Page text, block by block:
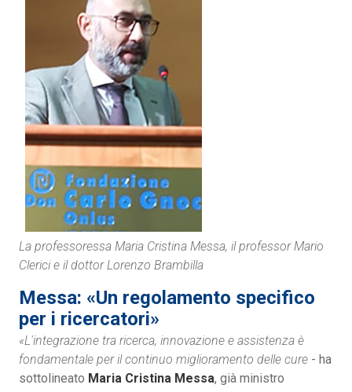
La professoressa Maria Cristina Messa, il professor Mario
Clerici e il dottor Lorenzo Brambilla
Messa: «Un regolamento specifico
per i ricercatori»
«L'integrazione tra ricerca, innovazione e assistenza è
fondamentale per il continuo miglioramento delle cure - ha
sottolineato Maria Cristina Messa, già ministro